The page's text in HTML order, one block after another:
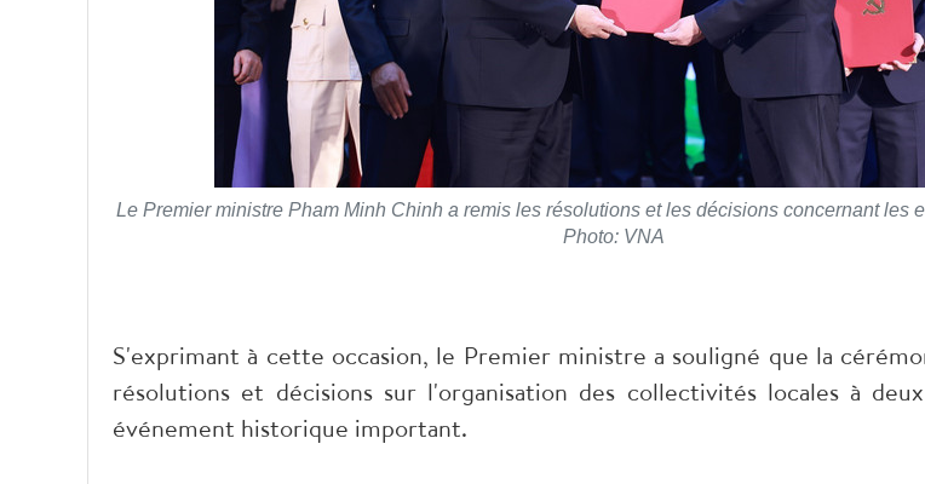
Le Premier ministre Pham Minh Chinh a remis les résolutions et les décisions concernant les
Photo: VNA
S'exprimant à cette occasion, le Premier ministre a souligné que la
résolutions et décisions sur l'organisation des collectivités locales à
événement historique important.